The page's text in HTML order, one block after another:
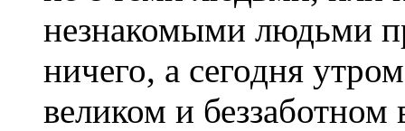
незнакомыми людьми
ничего, а сегодня
великом и